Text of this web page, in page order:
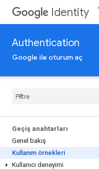
Identity
Authentication
Google ile oturum aç
Geçiş anahtarları
Genel bakış
Kullanım örnekleri
Kullanıcı deneyimi